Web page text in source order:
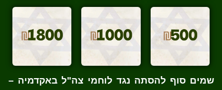
שמים סוף להסתה נגד לוחמי צה"ל באקדמיה –